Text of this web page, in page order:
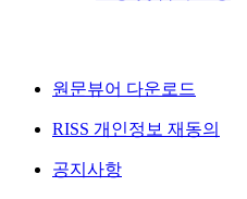
원문뷰어 다운로드
RISS 개인정보 재동의
공지사항